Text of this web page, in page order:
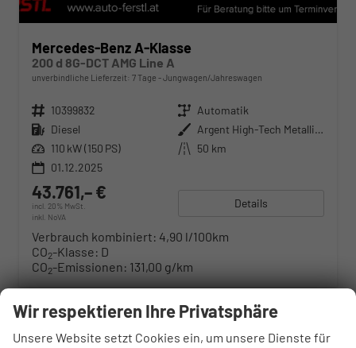
Mercedes-Benz A-Klasse
200 d 8G-DCT AMG Line A
unverbindliche Lieferzeit: 7 Tage Jungwagen/Jahreswagen
Fahrzeugnr. 10399832 Getriebe Automatik
Kraftstoff Diesel Außenfarbe
Argent High-Tech Metallise
Leistung 110 kW (150 PS) Kilometerstand 50 km
01.12.2025
43.761,– €
incl. 20% MwSt.
inkl. NoVA
Details
Verbrauch kombiniert: 4,90 l/100km
CO2-Klasse: D
CO2-Emissionen: 131,00 g/km
Wir respektieren Ihre Privatsphäre
Unsere Website setzt Cookies ein, um unsere Dienste für